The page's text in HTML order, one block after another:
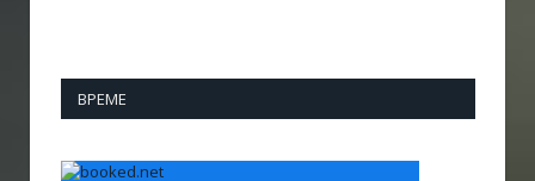
ВРЕМЕ